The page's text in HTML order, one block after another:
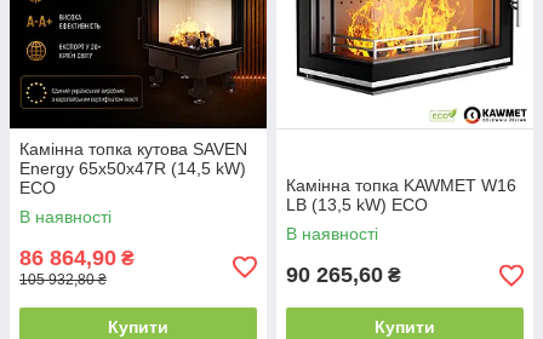
Камінна топка кутова SAVEN
Energy 65х50х47R (14,5 kW)
ECO
В наявності
86 864,90 ₴
105 932,80 ₴
Купити
Камінна топка KAWMET W16
LB (13,5 kW) ECO
В наявності
90 265,60 ₴
Купити